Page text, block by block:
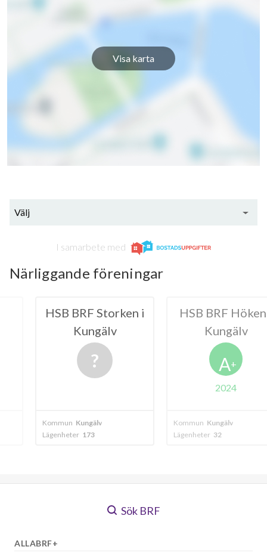
Visa karta
Välj
I samarbete med
Närliggande föreningar
Storken i
HSB BRF Höken i
Kungälv
Kommun
Lägenheter
HSB
Kommun
Lägenheter
Sök BRF
ALLABRF+